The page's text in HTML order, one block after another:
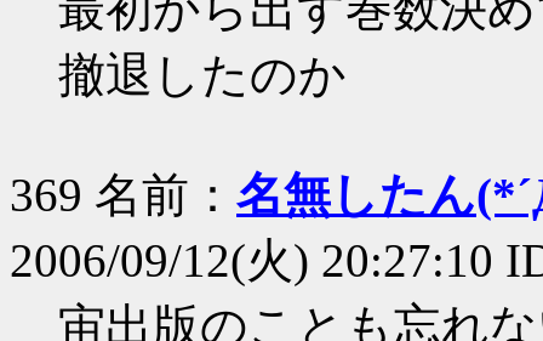
撤退したのか
369 名前： 名無したん
2006/09/12(火) 20:27:10
宙出版のことも忘れ